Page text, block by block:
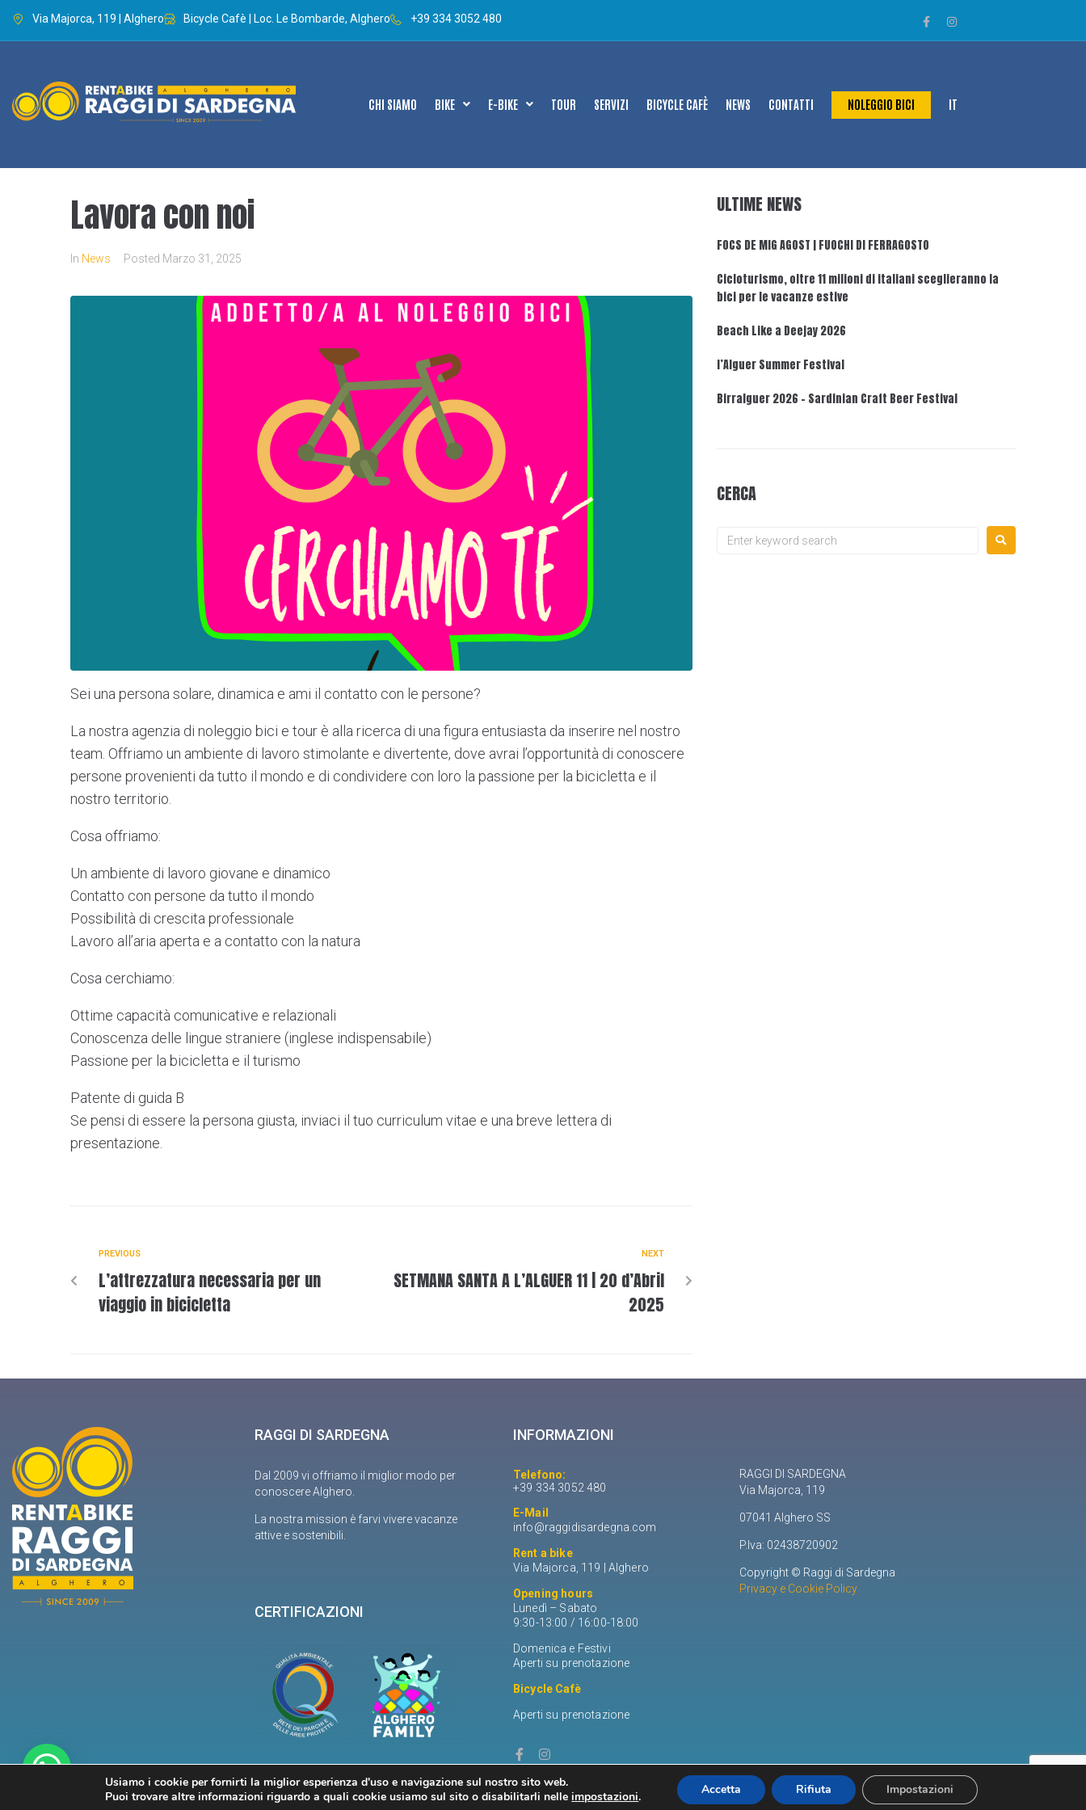
Via Majorca, 119 | Alghero Bicycle Cafè | Loc. Le Bombarde, Alghero +39 334 3052 480
CHI SIAMO BIKE E-BIKE TOUR SERVIZI BICYCLE CAFÈ NEWS CONTATTI NOLEGGIO BICI IT
Lavora con noi
In News Posted Marzo 31, 2025
Sei una persona solare, dinamica e ami il contatto con le persone?
La nostra agenzia di noleggio bici e tour è alla ricerca di una figura entusiasta da inserire nel nostro
team. Offriamo un ambiente di lavoro stimolante e divertente, dove avrai l’opportunità di conoscere
persone provenienti da tutto il mondo e di condividere con loro la passione per la bicicletta e il
nostro territorio.
Cosa offriamo:
Un ambiente di lavoro giovane e dinamico
Contatto con persone da tutto il mondo
Possibilità di crescita professionale
Lavoro all’aria aperta e a contatto con la natura
Cosa cerchiamo:
Ottime capacità comunicative e relazionali
Conoscenza delle lingue straniere (inglese indispensabile)
Passione per la bicicletta e il turismo
Patente di guida B
Se pensi di essere la persona giusta, inviaci il tuo curriculum vitae e una breve lettera di
presentazione.
PREVIOUS
L’attrezzatura necessaria per un
viaggio in bicicletta
NEXT
SETMANA SANTA A L’ALGUER 11 | 20 d’Abril
2025
ULTIME NEWS
FOCS DE MIG AGOST | FUOCHI DI FERRAGOSTO
Cicloturismo, oltre 11 milioni di italiani sceglieranno la
bici per le vacanze estive
Beach Like a Deejay 2026
l’Alguer Summer Festival
Birralguer 2026 – Sardinian Craft Beer Festival
CERCA
RAGGI DI SARDEGNA
Dal 2009 vi offriamo il miglior modo per
conoscere Alghero.
La nostra mission è farvi vivere vacanze
attive e sostenibili.
CERTIFICAZIONI
INFORMAZIONI
Telefono:
+39 334 3052 480
E-Mail
info@raggidisardegna.com
Rent a bike
Via Majorca, 119 | Alghero
Opening hours
Lunedì – Sabato
9:30-13:00 / 16:00-18:00
Domenica e Festivi
Aperti su prenotazione
Bicycle Cafè
Aperti su prenotazione
RAGGI DI SARDEGNA
Via Majorca, 119
07041 Alghero SS
P.Iva: 02438720902
Copyright © Raggi di Sardegna
Privacy e Cookie Policy
Usiamo i cookie per fornirti la miglior esperienza d'uso e navigazione sul nostro sito web.
Puoi trovare altre informazioni riguardo a quali cookie usiamo sul sito o disabilitarli nelleimpostazioni. Accetta Rifiuta Impostazioni